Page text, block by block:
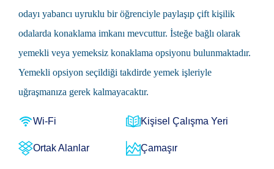
odayı yabancı uyruklu bir öğrenciyle paylaşıp çift kişilik
odalarda konaklama imkanı mevcuttur. İsteğe bağlı olarak
yemekli veya yemeksiz konaklama opsiyonu bulunmaktadır.
Yemekli opsiyon seçildiği takdirde yemek işleriyle
uğraşmanıza gerek kalmayacaktır.
Wi-Fi Kişisel Çalışma Yeri
Ortak Alanlar Çamaşır